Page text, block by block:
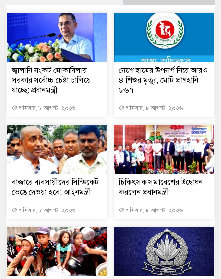
জ্বালানি সংকট মোকাবিলায়
সরকার সর্বোচ্চ চেষ্টা চালিয়ে
যাচ্ছে: প্রধানমন্ত্রী
শনিবার, ৮ আগস্ট, ২০২৬
দেশে হামের উপসর্গ নিয়ে আরও
৪ শিশুর মৃত্যু, মোট প্রাণহানি
৮৬৭
শনিবার, ৮ আগস্ট, ২০২৬
বাজারে ব্যবসায়ীদের সিন্ডিকেট
ভেঙে দেওয়া হবে: আইনমন্ত্রী
শনিবার, ৮ আগস্ট, ২০২৬
চিকিৎসক সমাবেশের উদ্বোধন
করলেন প্রধানমন্ত্রী
শনিবার, ৮ আগস্ট, ২০২৬